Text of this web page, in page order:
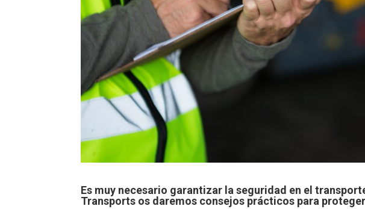
Es muy necesario garantizar la seguridad en el
Transports os daremos consejos prácticos para